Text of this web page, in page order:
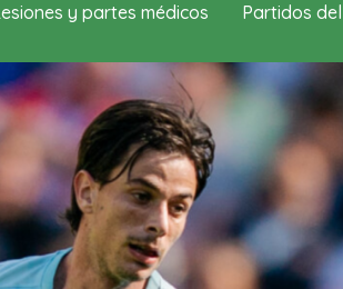
y partes médicos Partidos